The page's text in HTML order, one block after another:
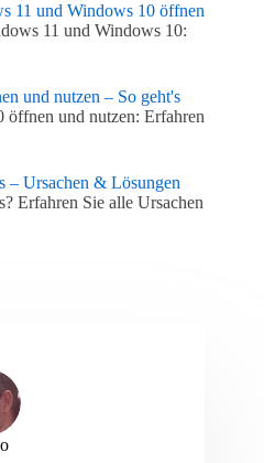
11 und Windows 10 öffnen
11 und Windows 10:
und nutzen – So geht's
öffnen und nutzen: Erfahren
– Ursachen & Lösungen
Erfahren Sie alle Ursachen